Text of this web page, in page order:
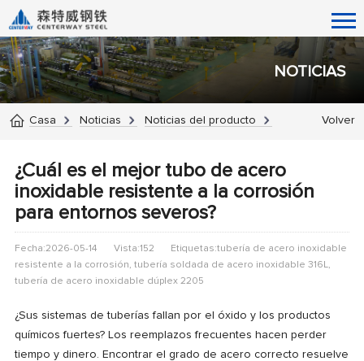
NOTICIAS
Volver
Casa Noticias Noticias del producto
¿Cuál es el mejor tubo de acero
inoxidable resistente a la corrosión
para entornos severos?
Fecha:2026-05-14 Vista:152
Etiquetas:tubería de acero inoxidable
resistente a la corrosión, tubería soldada de acero inoxidable 316L,
tubería de acero inoxidable dúplex 2205
¿Sus sistemas de tuberías fallan por el óxido y los productos
químicos fuertes? Los reemplazos frecuentes hacen perder
tiempo y dinero. Encontrar el grado de acero correcto resuelve